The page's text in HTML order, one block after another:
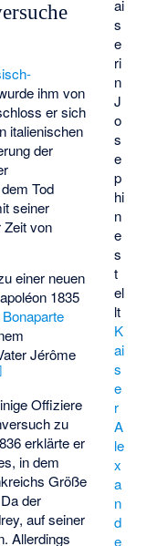
ai
s
e
ri
n
J
o
s
e
p
hi
n
e
s
t
el
lt
K
ai
s
e
r
A
le
x
a
n
d
e
ihm von
er sich
italienischen
der
Tod
seiner
Zeit von
einer neuen
1835
Jérôme
]
Offiziere
zu
erklärte er
in dem
Größe
der
auf seiner
Allerdings